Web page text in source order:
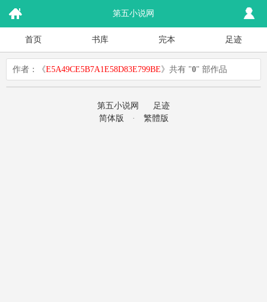
第五小说网
首页 书库 完本 足迹
作者：《E5A49CE5B7A1E58D83E799BE》共有 "0" 部作品
第五小说网
足迹
简体版
· 繁體版